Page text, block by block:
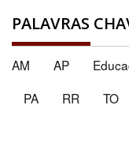
PALAVRAS
AM AP
PA
RR TO